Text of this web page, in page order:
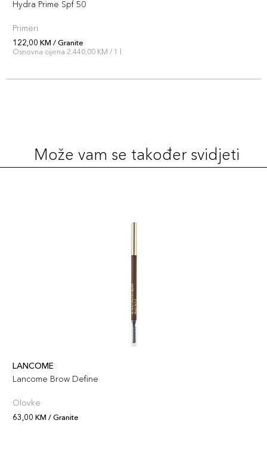
Hydra Prime Spf 50
Primeri
122,00 KM / Granite
Osnovna cijena 2.440,00 KM / 1 l
Može vam se također svidjeti
LANCOME
Lancome Brow Define
Olovke
63,00 KM / Granite